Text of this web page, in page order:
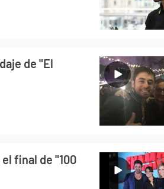
de "El
final de "100